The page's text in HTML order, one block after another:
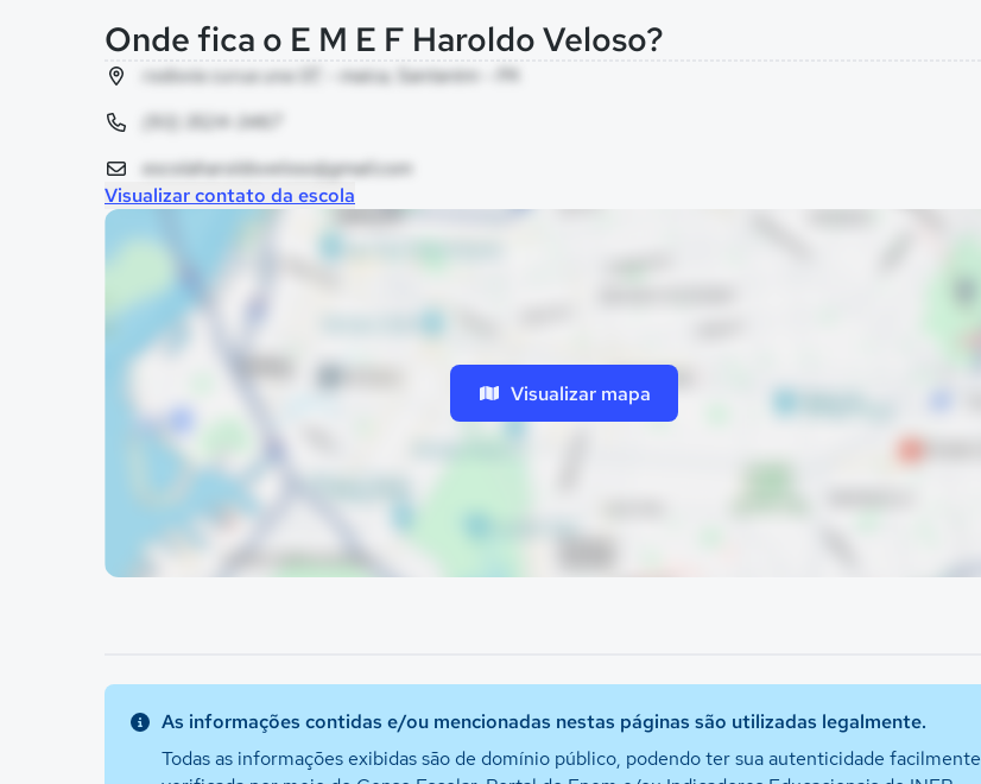
Onde fica o E M E F Haroldo Veloso?
rodovia curua una 07, - maica, Santarém - PA
(93) 3524-3467
escolaharoldoveloso@gmail.com
Visualizar contato da escola
Visualizar mapa
As informações contidas e/ou mencionadas nestas páginas são utilizadas legalmente.
Todas as informações exibidas são de domínio público, podendo ter sua autenticidade facilmente